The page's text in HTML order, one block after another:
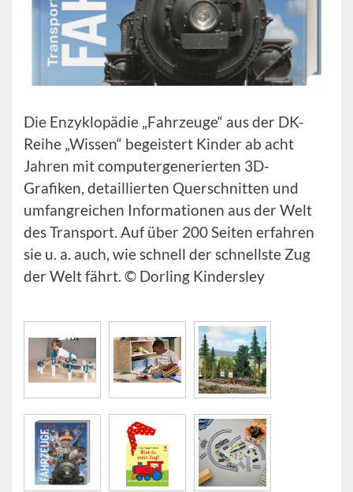
Die Enzyklopädie „Fahrzeuge“ aus der DK-
Reihe „Wissen“ begeistert Kinder ab acht
Jahren mit computergenerierten 3D-
Grafiken, detaillierten Querschnitten und
umfangreichen Informationen aus der Welt
des Transport. Auf über 200 Seiten erfahren
sie u. a. auch, wie schnell der schnellste Zug
der Welt fährt. © Dorling Kindersley